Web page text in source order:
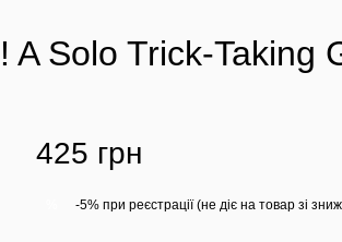
A Solo Trick-Taking
425 грн
-5% при реєстрації (не діє на товар зі